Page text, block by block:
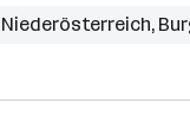
Niederösterreich,